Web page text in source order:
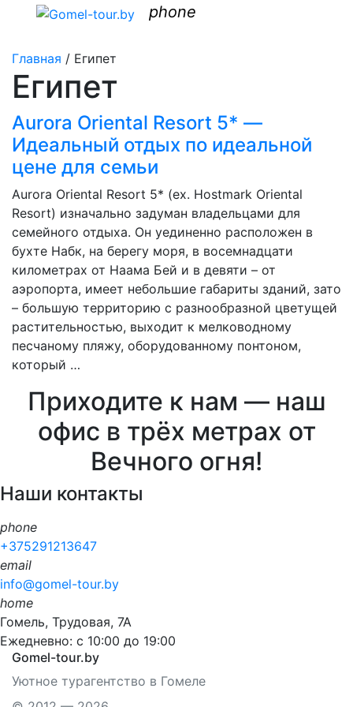
phone
Главная / Египет
Египет
Aurora Oriental Resort 5* —
Идеальный отдых по идеальной
цене для семьи
Aurora Oriental Resort 5* (ex. Hostmark Oriental
Resort) изначально задуман владельцами для
семейного отдыха. Он уединенно расположен в
бухте Набк, на берегу моря, в восемнадцати
километрах от Наама Бей и в девяти – от
аэропорта, имеет небольшие габариты зданий, зато
– большую территорию с разнообразной цветущей
растительностью, выходит к мелководному
песчаному пляжу, оборудованному понтоном,
который …
Приходите к нам — наш
офис в трёх метрах от
Вечного огня!
Наши контакты
phone
+375291213647
email
info@gomel-tour.by
home
Гомель, Трудовая, 7А
Ежедневно: с 10:00 до 19:00
Gomel-tour.by
Уютное турагентство в Гомеле